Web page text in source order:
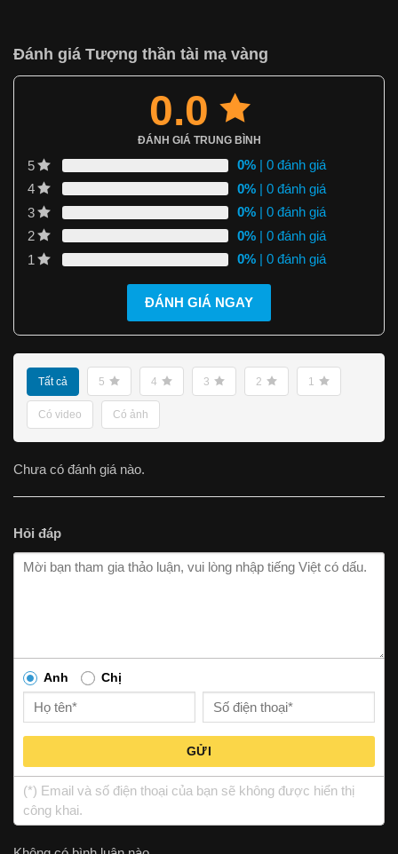
Đánh giá Tượng thần tài mạ vàng
0.0
ĐÁNH GIÁ TRUNG BÌNH
5 0% | 0 đánh giá
4
0% | 0 đánh giá
3
0% | 0 đánh giá
2
0% | 0 đánh giá
1
0% | 0 đánh giá
ĐÁNH GIÁ NGAY
Tất cả 5 4 3 2 1
Có video Có ảnh
Chưa có đánh giá nào.
Hỏi đáp
Anh Chị
GỬI
(*) Email và số điện thoại của bạn sẽ không được hiển thị
công khai.